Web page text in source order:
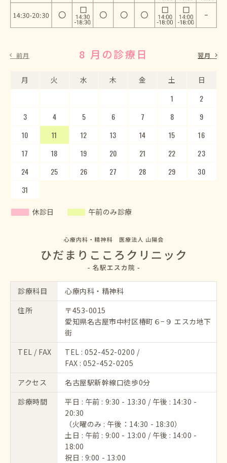
前月 8 月の診療日
月 火 水 木 金 土 日
1
2
3
4 5 6 7 8
9
10
11 12 13 14 15
16
17
18 19 20 21 22
23
24
25 26 27 28 29
30
31
9 月の診療日
月 火 水 木 金 土 日
5
6
7
8 9 10 11 12
13
14
15 16 17 18 19
20
21
22 23 24 25 26
27
28
29 30
翌月
休診日 午前のみ診療
診療科目
心療内科・精神科
住所
〒453-0015
愛知県名古屋市中村区椿町６−９ エスカ地下
街
TEL / FAX
TEL :052-452-0200 /
FAX : 052-452-0205
アクセス
名古屋駅新幹線口徒歩0分
診療時間
平日 : 午前 : 9:30 - 13:30 / 午後 : 14:30 -
20:30
（火曜のみ : 午後：14:30 - 18:30）
土日 : 午前 : 9:00 - 13:00 / 午後 : 14:00 -
18:00
祝日 : 9:00 - 13:00